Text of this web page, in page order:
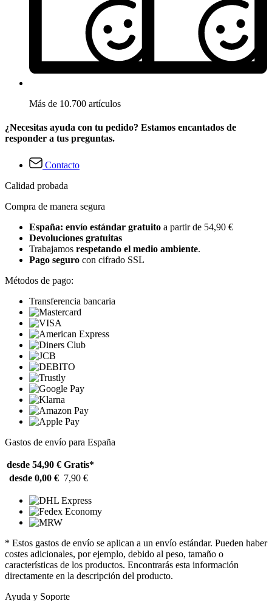
Más de 10.700 artículos
¿Necesitas ayuda con tu pedido? Estamos encantados de
responder a tus preguntas.
Contacto
Calidad probada
Compra de manera segura
España: envío estándar gratuito a partir de 54,90 €
Devoluciones gratuitas
Trabajamos respetando el medio ambiente.
Pago seguro con cifrado SSL
Métodos de pago:
Transferencia bancaria
Gastos de envío para España
desde 54,90 € Gratis*
desde 0,00 € 7,90 €
* Estos gastos de envío se aplican a un envío estándar. Pueden haber
costes adicionales, por ejemplo, debido al peso, tamaño o
características de los productos. Encontrarás esta información
directamente en la descripción del producto.
Ayuda y Soporte